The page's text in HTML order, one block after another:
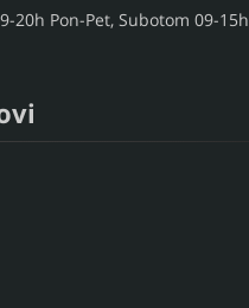
20h Pon-Pet, Subotom 09-15h